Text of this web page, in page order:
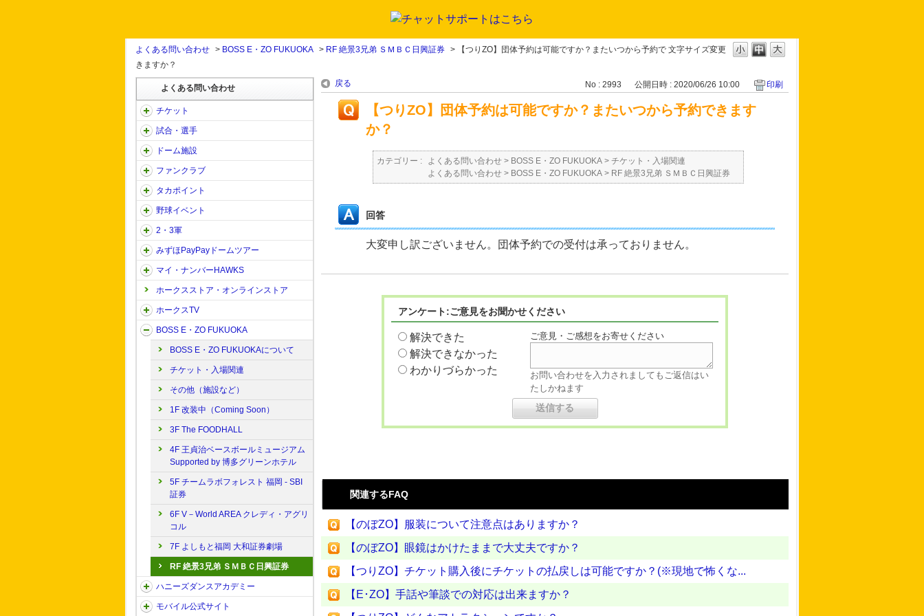
文字サイズ変更
よくある問い合わせ > BOSS E・ZO FUKUOKA > RF 絶景3兄弟 ＳＭＢＣ日興証券 >
【つりZO】団体予約は可能ですか？またいつから予約で
きますか？
よくある問い合わせ
チケット
試合・選手
ドーム施設
ファンクラブ
タカポイント
野球イベント
2・3軍
みずほPayPayドームツアー
マイ・ナンバーHAWKS
ホークスストア・オンラインストア
ホークスTV
BOSS E・ZO FUKUOKA
BOSS E・ZO FUKUOKAについて
チケット・入場関連
その他（施設など）
1F 改装中（Coming Soon）
3F The FOODHALL
4F 王貞治ベースボールミュージアム
Supported by 博多グリーンホテル
5F チームラボフォレスト 福岡 - SBI
証券
6F V－World AREA クレディ・アグリ
コル
7F よしもと福岡 大和証券劇場
RF 絶景3兄弟 ＳＭＢＣ日興証券
ハニーズダンスアカデミー
モバイル公式サイト
戻る No : 2993 公開日時 : 2020/06/26 10:00 印刷
【つりZO】団体予約は可能ですか？またいつから予約できます
か？
カテゴリー : よくある問い合わせ > BOSS E・ZO FUKUOKA > チケット・入場関連
よくある問い合わせ > BOSS E・ZO FUKUOKA > RF 絶景3兄弟 ＳＭＢＣ日興証券
回答
大変申し訳ございません。団体予約での受付は承っておりません。
アンケート:ご意見をお聞かせください
解決できた
解決できなかった
わかりづらかった
ご意見・ご感想をお寄せください
お問い合わせを入力されましてもご返信はい
たしかねます
関連するFAQ
【のぼZO】服装について注意点はありますか？
【のぼZO】眼鏡はかけたままで大丈夫ですか？
【つりZO】チケット購入後にチケットの払戻しは可能ですか？(※現地で怖くな...
【E･ZO】手話や筆談での対応は出来ますか？